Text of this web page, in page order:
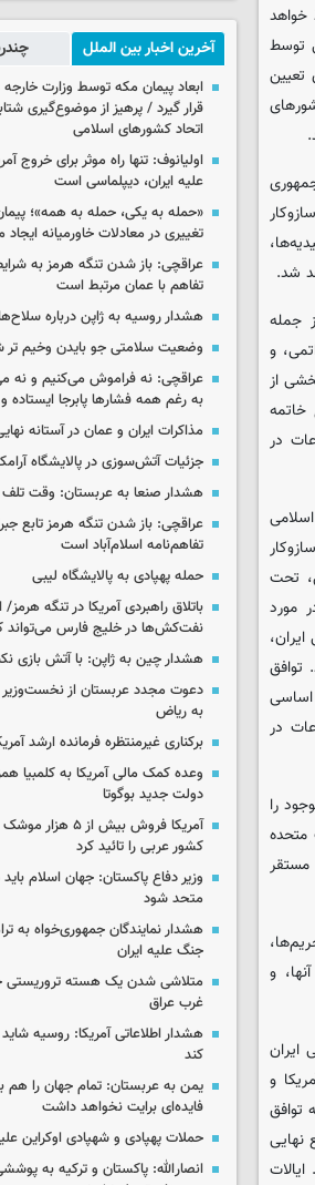
خواهد
توسط
تعیین
ایجاد کند. سازوکار
تائیدیه‌ها،
شد.
جمله
و
از
خاتمه
در
در محل، تحت
مورد
اساسی
در
را
متحده
مستقر
و
ایران
و
توافق
نهایی
آخرین اخبار بین الملل
ابعاد پیمان مکه توسط وزارت
قرار گیرد / پرهیز از موضوع‌گیری
اتحاد کشورهای اسلامی
اولیانوف: تنها راه موثر برای خروج
علیه ایران، دیپلماسی است
«حمله به یکی، حمله به همه»؛
تغییری در معادلات خاورمیانه
عراقچی: باز شدن تنگه هرمز به
تفاهم با عمان مرتبط است
هشدار روسیه به ژاپن درباره
وضعیت سلامتی جو بایدن وخیم تر
عراقچی: نه فراموش می‌کنیم و نه
به رغم همه فشارها پابرجا ایستاده
مذاکرات ایران و عمان در آستانه
جزئیات آتش‌سوزی در پالایشگاه
هشدار صنعا به عربستان: وقت تلف
عراقچی: باز شدن تنگه هرمز تابع
تفاهم‌نامه اسلام‌آباد است
حمله پهپادی به پالایشگاه لیبی
باتلاق راهبردی آمریکا در تنگه
نفت‌کش‌ها در خلیج فارس می‌تواند
هشدار چین به ژاپن: با آتش بازی
دعوت مجدد عربستان از نخست‌وزیر
به ریاض
برکناری غیرمنتظره فرمانده ارشد
وعده کمک مالی آمریکا به کلمبیا
دولت جدید بوگوتا
آمریکا فروش بیش از
کشور عربی را تائید کرد
وزیر دفاع پاکستان: جهان اسلام باید
متحد شود
هشدار نمایندگان جمهوری‌خواه به
جنگ علیه ایران
متلاشی شدن یک هسته تروریستی
غرب عراق
هشدار اطلاعاتی آمریکا: روسیه
کند
یمن به عربستان: تمام جهان را
فایده‌ای برایت نخواهد داشت
حملات پهپادی و شهپادی اوکراین
انصارالله: پاکستان و ترکیه به